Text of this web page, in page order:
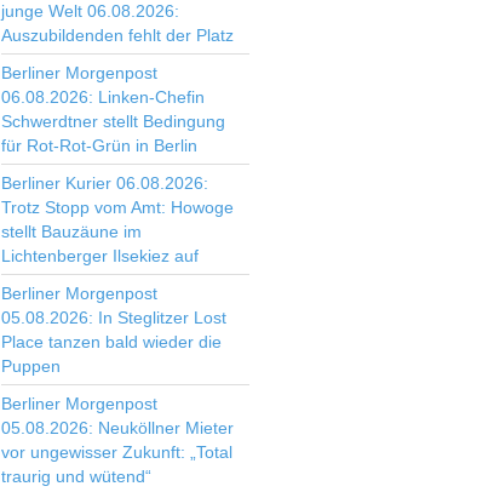
junge Welt 06.08.2026:
Auszubildenden fehlt der Platz
Berliner Morgenpost
06.08.2026: Linken-Chefin
Schwerdtner stellt Bedingung
für Rot-Rot-Grün in Berlin
Berliner Kurier 06.08.2026:
Trotz Stopp vom Amt: Howoge
stellt Bauzäune im
Lichtenberger Ilsekiez auf
Berliner Morgenpost
05.08.2026: In Steglitzer Lost
Place tanzen bald wieder die
Puppen
Berliner Morgenpost
05.08.2026: Neuköllner Mieter
vor ungewisser Zukunft: „Total
traurig und wütend“